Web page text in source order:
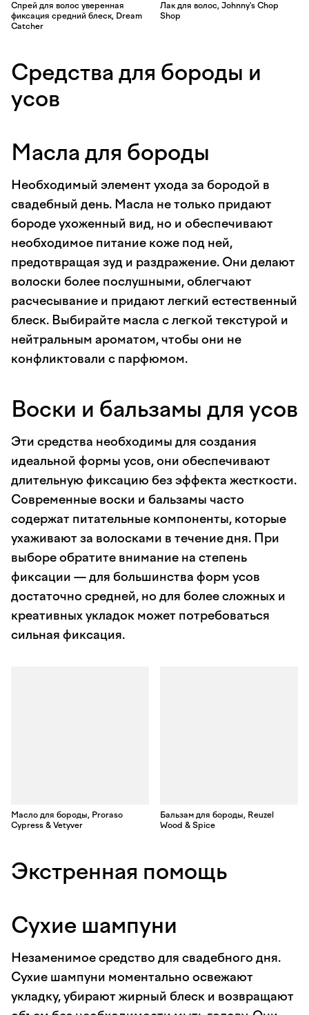
Спрей для волос уверенная
фиксация средний блеск, Dream
Catcher
Лак для волос, Johnny's Chop
Shop
Средства для бороды и
усов
Масла для бороды
Необходимый элемент ухода за бородой в
свадебный день. Масла не только придают
бороде ухоженный вид, но и обеспечивают
необходимое питание коже под ней,
предотвращая зуд и раздражение. Они делают
волоски более послушными, облегчают
расчесывание и придают легкий естественный
блеск. Выбирайте масла с легкой текстурой и
нейтральным ароматом, чтобы они не
конфликтовали с парфюмом.
Воски и бальзамы для усов
Эти средства необходимы для создания
идеальной формы усов, они обеспечивают
длительную фиксацию без эффекта жесткости.
Современные воски и бальзамы часто
содержат питательные компоненты, которые
ухаживают за волосками в течение дня. При
выборе обратите внимание на степень
фиксации — для большинства форм усов
достаточно средней, но для более сложных и
креативных укладок может потребоваться
сильная фиксация.
Масло для бороды, Proraso
Cypress & Vetyver
Бальзам для бороды, Reuzel
Wood & Spice
Экстренная помощь
Сухие шампуни
Незаменимое средство для свадебного дня.
Сухие шампуни моментально освежают
укладку, убирают жирный блеск и возвращают